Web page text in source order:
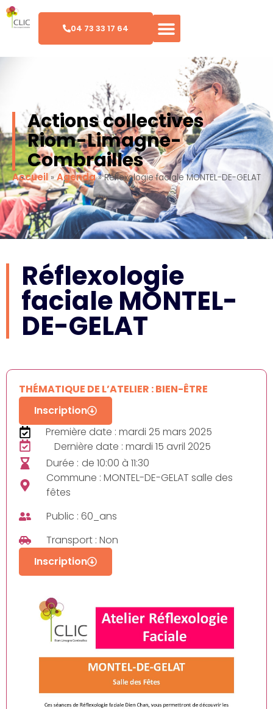
04 73 33 17 64
Actions collectives
Riom-Limagne-
Combrailles
Accueil»Agenda»Réflexologie faciale MONTEL-DE-GELAT
Réflexologie
faciale MONTEL-
DE-GELAT
THÉMATIQUE DE L’ATELIER : BIEN-ÊTRE
Inscription
Première date : mardi 25 mars 2025
Dernière date : mardi 15 avril 2025
Durée : de 10:00 à 11:30
Commune : MONTEL-DE-GELAT salle des
fêtes
Public : 60_ans
Transport : Non
Inscription